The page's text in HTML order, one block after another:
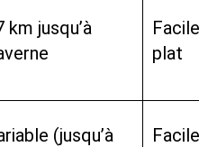
km jusqu’à
Facile,
plat
(jusqu’à
Facile,